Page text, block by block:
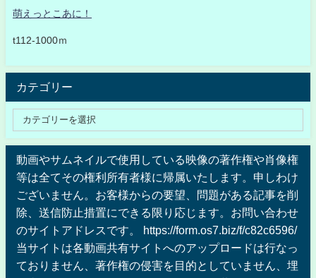
萌えっとこあに！
t112-1000ｍ
カテゴリー
動画やサムネイルで使用している映像の著作権や肖像権
等は全てその権利所有者様に帰属いたします。申しわけ
ございません。お客様からの要望、問題がある記事を削
除、送信防止措置にできる限り応じます。お問い合わせ
のサイトアドレスです。 https://form.os7.biz/f/c82c6596/
当サイトは各動画共有サイトへのアップロードは行なっ
ておりません、著作権の侵害を目的としていません、埋